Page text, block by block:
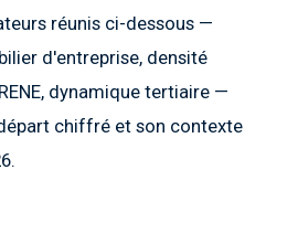
réunis ci-dessous —
d'entreprise, densité
dynamique tertiaire —
chiffré et son contexte